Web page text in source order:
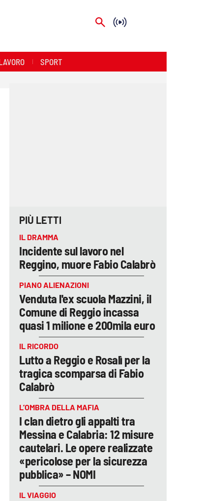
SPORT
PIÙ LETTI
IL DRAMMA
Incidente sul lavoro nel
Reggino, muore Fabio Calabrò
PIANO ALIENAZIONI
Venduta l'ex scuola Mazzini, il
Comune di Reggio incassa
quasi 1 milione e 200mila euro
IL RICORDO
Lutto a Reggio e Rosalì per la
tragica scomparsa di Fabio
Calabrò
L’OMBRA DELLA MAFIA
I clan dietro gli appalti tra
Messina e Calabria: 12 misure
cautelari. Le opere realizzate
«pericolose per la sicurezza
pubblica» – NOMI
IL VIAGGIO